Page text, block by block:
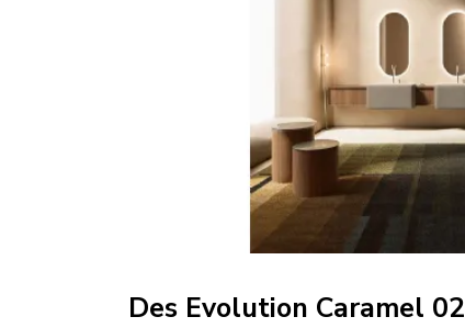
Des Evolution Caramel 02